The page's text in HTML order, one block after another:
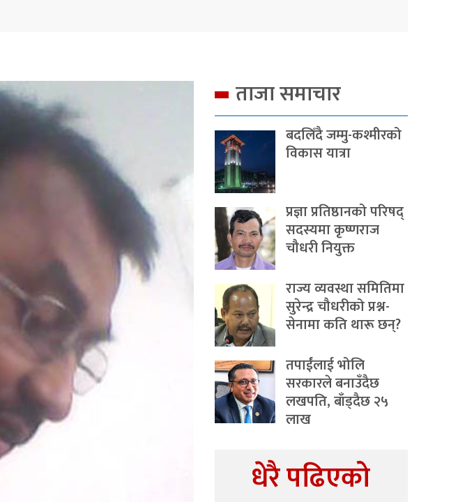
ताजा समाचार
बदलिँदै जम्मु-कश्मीरको
विकास यात्रा
प्रज्ञा प्रतिष्ठानको परिषद्
सदस्यमा कृष्णराज
चौधरी नियुक्त
राज्य व्यवस्था समितिमा
सुरेन्द्र चौधरीको प्रश्न-
सेनामा कति थारू छन्?
तपाईंलाई भोलि
सरकारले बनाउँदैछ
लखपति, बाँड्दैछ २५
लाख
धेरै पढिएको